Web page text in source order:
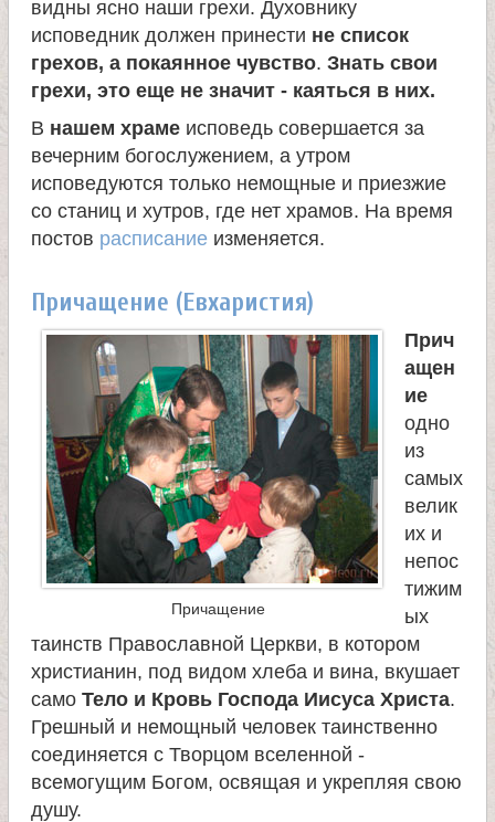
видны ясно наши грехи. Духовнику
исповедник должен принести не список
грехов, а покаянное чувство. Знать свои
грехи, это еще не значит - каяться в них.
В нашем храме исповедь совершается за
вечерним богослужением, а утром
исповедуются только немощные и приезжие
со станиц и хутров, где нет храмов. На время
постов расписание изменяется.
Причащение (Евхаристия)
Причащение
Прич
ащен
ие
одно
из
самых
велик
их и
непос
тижим
ых
таинств Православной Церкви, в котором
христианин, под видом хлеба и вина, вкушает
само Тело и Кровь Господа Иисуса Христа.
Грешный и немощный человек таинственно
соединяется с Творцом вселенной -
всемогущим Богом, освящая и укрепляя свою
душу.